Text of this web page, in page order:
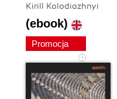
Kirill Kolodiazhnyi
(ebook)
Promocja